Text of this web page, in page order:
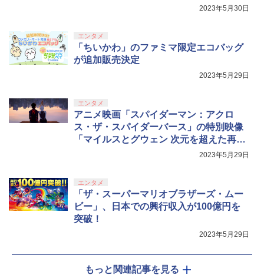
『映画 ラブライブ！蓮ノ空女学院スクー
ルアイドルクラブ Bloom Garden Part
y』Blu-ray（特装限定版）
2023年5月30日
エンタメ
「ちいかわ」のファミマ限定エコバッグ
が追加販売決定
2023年5月29日
エンタメ
アニメ映画「スパイダーマン：アクロ
ス・ザ・スパイダーバース」の特別映像
「マイルスとグウェン 次元を超えた再会
2023年5月29日
エンタメ
「ザ・スーパーマリオブラザーズ・ムー
ビー」、日本での興行収入が100億円を
突破！
2023年5月29日
もっと関連記事を見る